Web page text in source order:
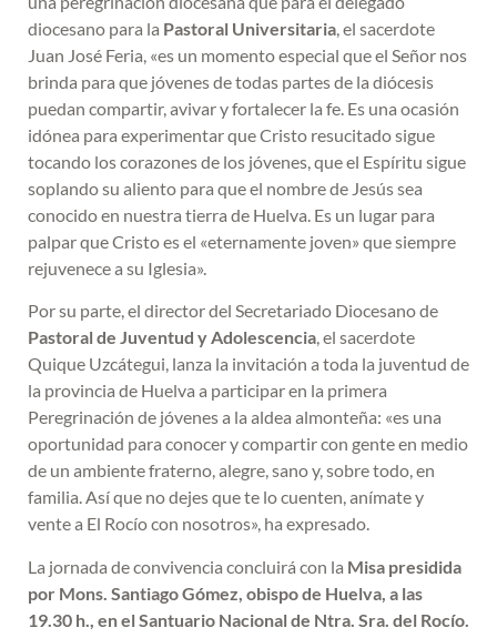
diocesano para la Pastoral Universitaria, el sacerdote
Juan José Feria, «es un momento especial que el Señor nos
brinda para que jóvenes de todas partes de la diócesis
puedan compartir, avivar y fortalecer la fe. Es una ocasión
idónea para experimentar que Cristo resucitado sigue
tocando los corazones de los jóvenes, que el Espíritu sigue
soplando su aliento para que el nombre de Jesús sea
conocido en nuestra tierra de Huelva. Es un lugar para
palpar que Cristo es el «eternamente joven» que siempre
rejuvenece a su Iglesia».
Por su parte, el director del Secretariado Diocesano de
Pastoral de Juventud y Adolescencia, el sacerdote
Quique Uzcátegui, lanza la invitación a toda la juventud de
la provincia de Huelva a participar en la primera
Peregrinación de jóvenes a la aldea almonteña: «es una
oportunidad para conocer y compartir con gente en medio
de un ambiente fraterno, alegre, sano y, sobre todo, en
familia. Así que no dejes que te lo cuenten, anímate y
vente a El Rocío con nosotros», ha expresado.
La jornada de convivencia concluirá con la Misa presidida
por Mons. Santiago Gómez, obispo de Huelva, a las
19.30 h., en el Santuario Nacional de Ntra. Sra. del Rocío.